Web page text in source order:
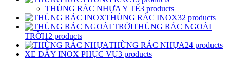
THÙNG RÁC NHỰA Y TẾ3 products
THÙNG RÁC INOX32 products
THÙNG RÁC NGOÀI
TRỜI12 products
THÙNG RÁC NHỰA24 products
XE ĐẨY INOX PHỤC VỤ3 products